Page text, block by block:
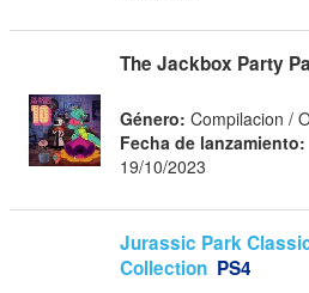
The Jackbox Party
Género: Compilacion /
Fecha de lanzamiento:
19/10/2023
Jurassic Park
Collection PS4